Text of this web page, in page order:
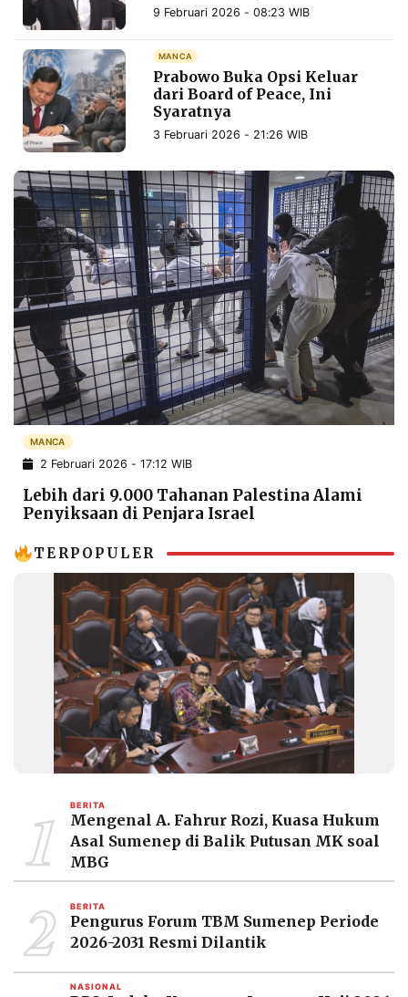
9 Februari 2026 - 08:23 WIB
MANCA
Prabowo Buka Opsi Keluar
dari Board of Peace, Ini
Syaratnya
3 Februari 2026 - 21:26 WIB
MANCA
2 Februari 2026 - 17:12 WIB
Lebih dari 9.000 Tahanan Palestina Alami
Penyiksaan di Penjara Israel
TERPOPULER
1 BERITA
Mengenal A. Fahrur Rozi, Kuasa Hukum
Asal Sumenep di Balik Putusan MK soal
MBG
2 BERITA
Pengurus Forum TBM Sumenep Periode
2026-2031 Resmi Dilantik
NASIONAL